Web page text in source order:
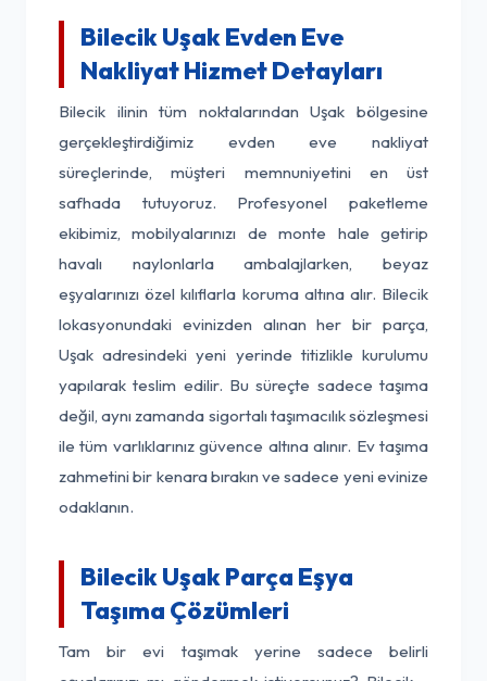
Bilecik Uşak Evden Eve
Nakliyat Hizmet Detayları
Bilecik ilinin tüm noktalarından Uşak bölgesine
gerçekleştirdiğimiz evden eve nakliyat
süreçlerinde, müşteri memnuniyetini en üst
safhada tutuyoruz. Profesyonel paketleme
ekibimiz, mobilyalarınızı de monte hale getirip
havalı naylonlarla ambalajlarken, beyaz
eşyalarınızı özel kılıflarla koruma altına alır. Bilecik
lokasyonundaki evinizden alınan her bir parça,
Uşak adresindeki yeni yerinde titizlikle kurulumu
yapılarak teslim edilir. Bu süreçte sadece taşıma
değil, aynı zamanda sigortalı taşımacılık sözleşmesi
ile tüm varlıklarınız güvence altına alınır. Ev taşıma
zahmetini bir kenara bırakın ve sadece yeni evinize
odaklanın.
Bilecik Uşak Parça Eşya
Taşıma Çözümleri
Tam bir evi taşımak yerine sadece belirli